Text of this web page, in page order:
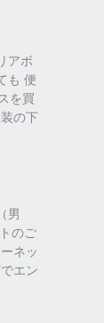
アボ
も 便
を買
の下
男
のご
ネッ
エン